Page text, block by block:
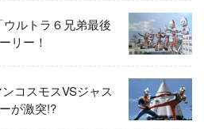
ルトラ６兄弟最後
リー！
コスモスVSジャス
が激突!?